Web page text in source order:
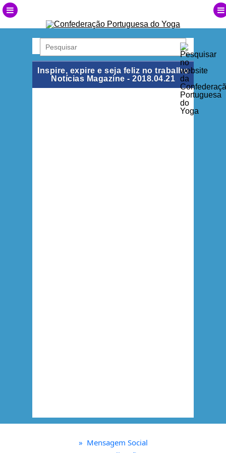
Inspire, expire e seja feliz no trabalho
Notícias Magazine - 2018.04.21
» Mensagem Social